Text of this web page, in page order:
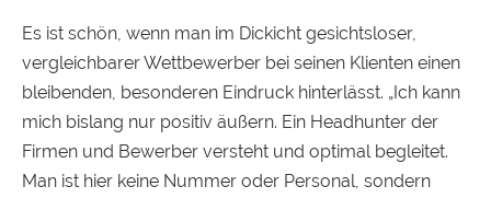
Es ist schön, wenn man im Dickicht gesichtsloser,
vergleichbarer Wettbewerber bei seinen Klienten einen
bleibenden, besonderen Eindruck hinterlässt. „Ich kann
mich bislang nur positiv äußern. Ein Headhunter der
Firmen und Bewerber versteht und optimal begleitet.
Man ist hier keine Nummer oder Personal, sondern